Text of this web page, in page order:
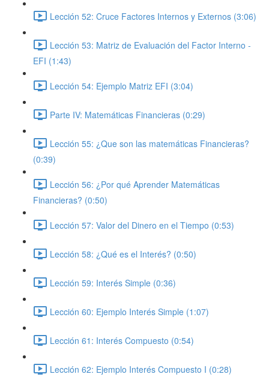
Lección 52: Cruce Factores Internos y Externos (3:06)
Lección 53: Matriz de Evaluación del Factor Interno -
EFI (1:43)
Lección 54: Ejemplo Matriz EFI (3:04)
Parte IV: Matemáticas Financieras (0:29)
Lección 55: ¿Que son las matemáticas Financieras?
(0:39)
Lección 56: ¿Por qué Aprender Matemáticas
Financieras? (0:50)
Lección 57: Valor del Dinero en el Tiempo (0:53)
Lección 58: ¿Qué es el Interés? (0:50)
Lección 59: Interés Simple (0:36)
Lección 60: Ejemplo Interés Simple (1:07)
Lección 61: Interés Compuesto (0:54)
Lección 62: Ejemplo Interés Compuesto I (0:28)